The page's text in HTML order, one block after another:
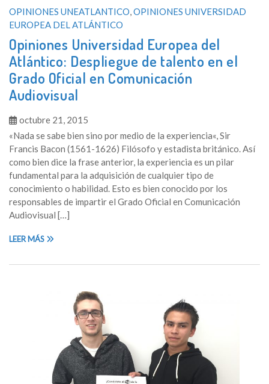
OPINIONES UNEATLANTICO,OPINIONES UNIVERSIDAD
EUROPEA DEL ATLÁNTICO
Opiniones Universidad Europea del
Atlántico: Despliegue de talento en el
Grado Oficial en Comunicación
Audiovisual
octubre 21, 2015
«Nada se sabe bien sino por medio de la experiencia«, Sir
Francis Bacon (1561-1626) Filósofo y estadista británico. Así
como bien dice la frase anterior, la experiencia es un pilar
fundamental para la adquisición de cualquier tipo de
conocimiento o habilidad. Esto es bien conocido por los
responsables de impartir el Grado Oficial en Comunicación
Audiovisual […]
LEER MÁS